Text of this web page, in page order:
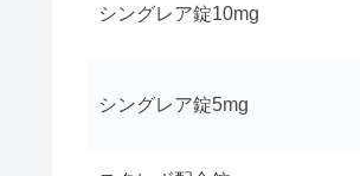
シングレア錠10mg
シングレア錠5mg